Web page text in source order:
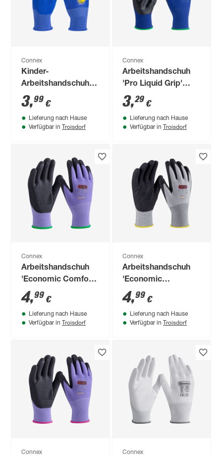
Connex
Kinder-
Arbeitshandschuh
blau Größe 3
3,99 €
Lieferung nach Hause
Verfügbar in Troisdorf
Connex
Arbeitshandschuh
'Pro Liquid Grip'
blau/schwarz Größe
8/M
3,29 €
Lieferung nach Hause
Verfügbar in Troisdorf
Connex
Arbeitshandschuh
'Economic Comfort'
schwarz Größe 8/M
4,99 €
Lieferung nach Hause
Verfügbar in Troisdorf
Connex
Arbeitshandschuh
'Economic
Universal'
grau/schwarz Größe
10/XL
4,99 €
Lieferung nach Hause
Verfügbar in Troisdorf
Connex Connex